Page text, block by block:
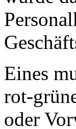
Eines
rot-
oder